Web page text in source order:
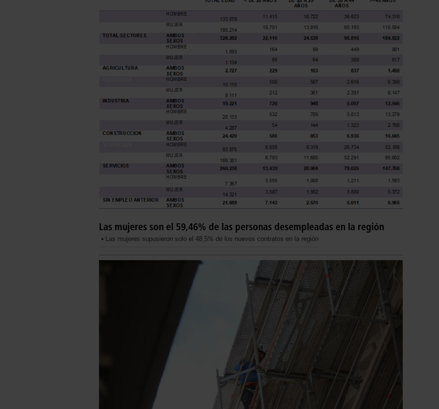
Las mujeres son el 59,46% de las personas desempleadas en la región
Las mujeres supusieron solo el 48,5% de los nuevos contratos en la región